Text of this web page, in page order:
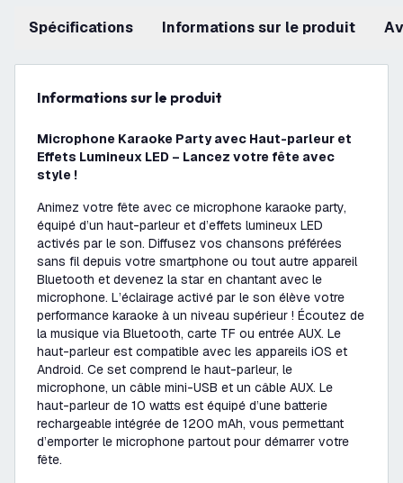
Spécifications Informations sur le produit
Informations sur le produit
Microphone Karaoke Party avec Haut-parleur et
Effets Lumineux LED – Lancez votre fête avec
style !
Animez votre fête avec ce microphone karaoke party,
équipé d’un haut-parleur et d’effets lumineux LED
activés par le son. Diffusez vos chansons préférées
sans fil depuis votre smartphone ou tout autre appareil
Bluetooth et devenez la star en chantant avec le
microphone. L’éclairage activé par le son élève votre
performance karaoke à un niveau supérieur ! Écoutez de
la musique via Bluetooth, carte TF ou entrée AUX. Le
haut-parleur est compatible avec les appareils iOS et
Android. Ce set comprend le haut-parleur, le
microphone, un câble mini-USB et un câble AUX. Le
haut-parleur de 10 watts est équipé d’une batterie
rechargeable intégrée de 1200 mAh, vous permettant
d’emporter le microphone partout pour démarrer votre
fête.